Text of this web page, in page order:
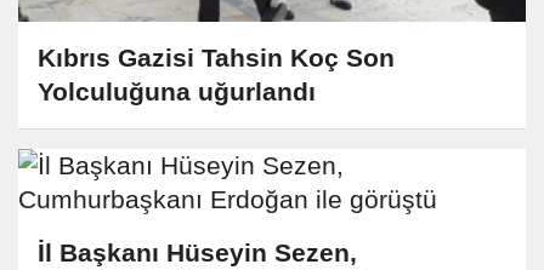
Kıbrıs Gazisi Tahsin Koç Son
Yolculuğuna uğurlandı
İl Başkanı Hüseyin Sezen,